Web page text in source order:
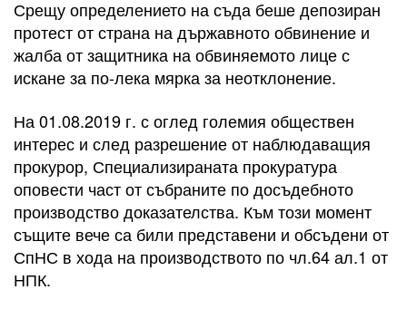
Срещу определението на съда беше депозиран
протест от страна на държавното обвинение и
жалба от защитника на обвиняемото лице с
искане за по-лека мярка за неотклонение.
На 01.08.2019 г. с оглед големия обществен
интерес и след разрешение от наблюдаващия
прокурор, Специализираната прокуратура
оповести част от събраните по досъдебното
производство доказателства. Към този момент
същите вече са били представени и обсъдени от
СпНС в хода на производството по чл.64 ал.1 от
НПК.